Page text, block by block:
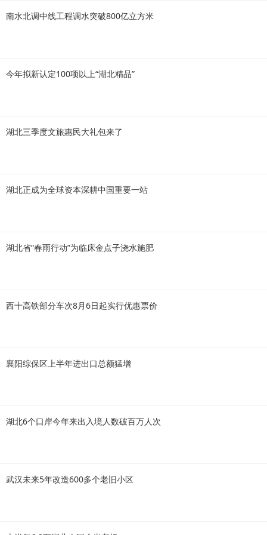
南水北调中线工程调水突破800亿立方米
今年拟新认定100项以上“湖北精品”
湖北三季度文旅惠民大礼包来了
湖北正成为全球资本深耕中国重要一站
湖北省“春雨行动”为临床金点子浇水施肥
西十高铁部分车次8月6日起实行优惠票价
襄阳综保区上半年进出口总额猛增
湖北6个口岸今年来出入境人数破百万人次
武汉未来5年改造600多个老旧小区